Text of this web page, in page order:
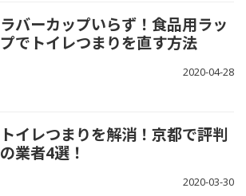
ラバーカップいらず！食品用ラッ
プでトイレつまりを直す方法
2020-04-28
トイレつまりを解消！京都で評判
の業者4選！
2020-03-30